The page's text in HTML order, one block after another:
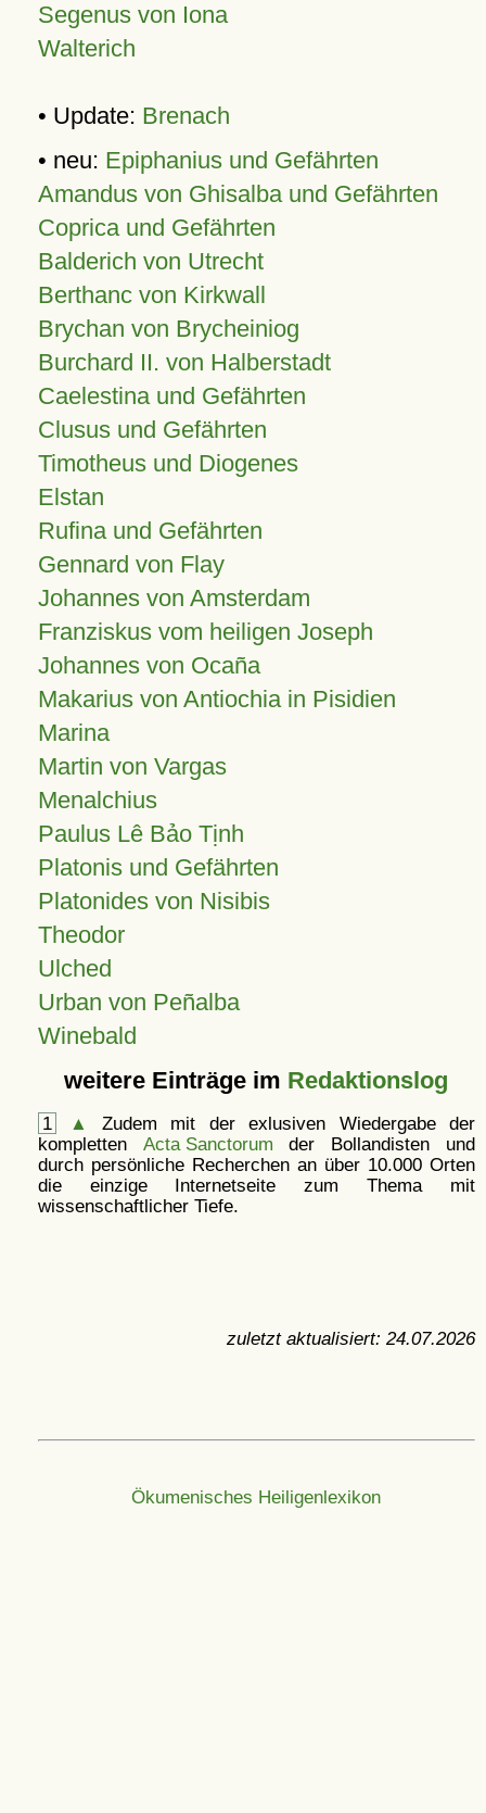
Segenus von Iona
Walterich
• Update: Brenach
• neu: Epiphanius und Gefährten
Amandus von Ghisalba und Gefährten
Coprica und Gefährten
Balderich von Utrecht
Berthanc von Kirkwall
Brychan von Brycheiniog
Burchard II. von Halberstadt
Caelestina und Gefährten
Clusus und Gefährten
Timotheus und Diogenes
Elstan
Rufina und Gefährten
Gennard von Flay
Johannes von Amsterdam
Franziskus vom heiligen Joseph
Johannes von Ocaña
Makarius von Antiochia in Pisidien
Marina
Martin von Vargas
Menalchius
Paulus Lê Bảo Tịnh
Platonis und Gefährten
Platonides von Nisibis
Theodor
Ulched
Urban von Peñalba
Winebald
weitere Einträge im Redaktionslog
1 ▲
Zudem mit der exlusiven Wiedergabe der
kompletten Acta Sanctorum der Bollandisten und
durch persönliche Recherchen an über 10.000 Orten
die einzige Internetseite zum Thema mit
wissenschaftlicher Tiefe.
zuletzt aktualisiert: 24.07.2026
Ökumenisches Heiligenlexikon